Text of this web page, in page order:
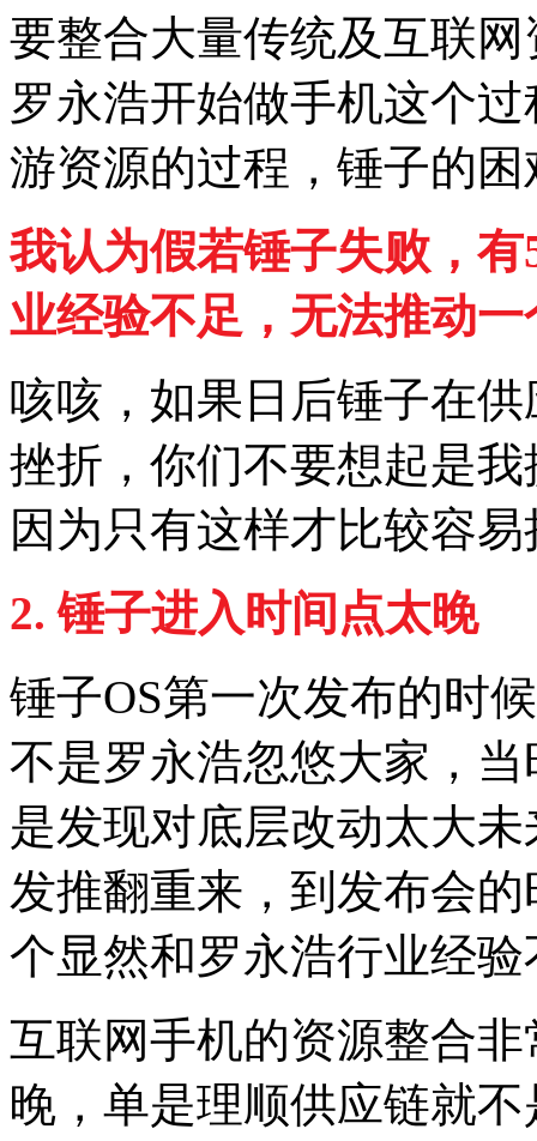
要整合大量传统及互联
罗永浩开始做手机这个
游资源的过程，锤子的
我认为假若锤子失败，有
业经验不足，无法推动
咳咳，如果日后锤子在
挫折，你们不要想起是
因为只有这样才比较容
2. 锤子进入时间点太晚
锤子OS第一次发布的时
不是罗永浩忽悠大家，
是发现对底层改动太大
发推翻重来，到发布会
个显然和罗永浩行业经
互联网手机的资源整合
晚，单是理顺供应链就